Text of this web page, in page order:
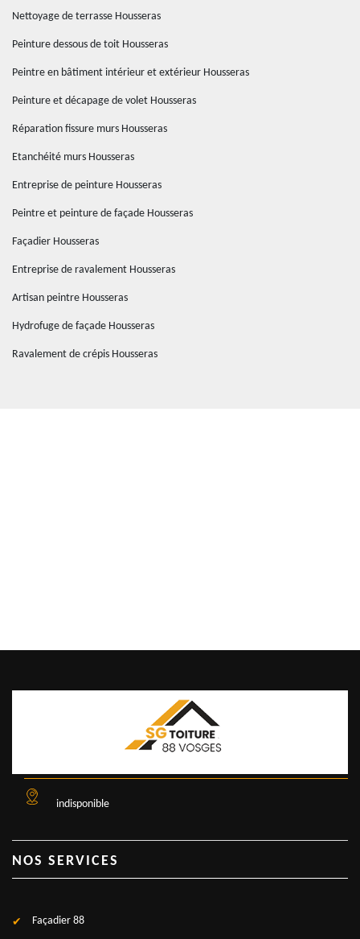
Nettoyage de terrasse Housseras
Peinture dessous de toit Housseras
Peintre en bâtiment intérieur et extérieur Housseras
Peinture et décapage de volet Housseras
Réparation fissure murs Housseras
Etanchéité murs Housseras
Entreprise de peinture Housseras
Peintre et peinture de façade Housseras
Façadier Housseras
Entreprise de ravalement Housseras
Artisan peintre Housseras
Hydrofuge de façade Housseras
Ravalement de crépis Housseras
indisponible
NOS SERVICES
Façadier 88